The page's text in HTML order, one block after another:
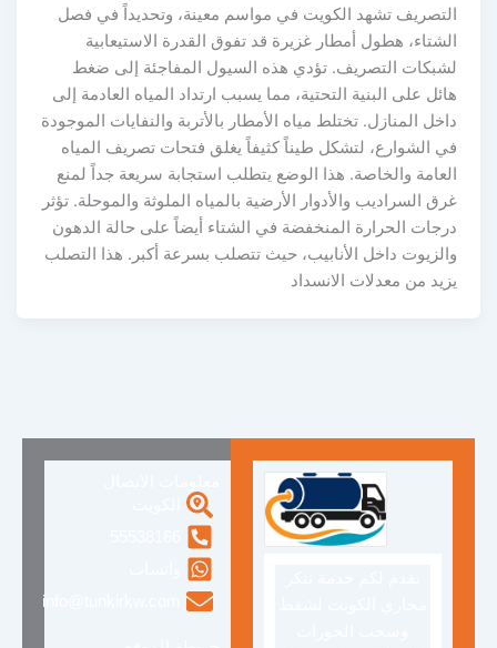
التصريف تشهد الكويت في مواسم معينة، وتحديداً في فصل
الشتاء، هطول أمطار غزيرة قد تفوق القدرة الاستيعابية
لشبكات التصريف. تؤدي هذه السيول المفاجئة إلى ضغط
هائل على البنية التحتية، مما يسبب ارتداد المياه العادمة إلى
داخل المنازل. تختلط مياه الأمطار بالأتربة والنفايات الموجودة
في الشوارع، لتشكل طيناً كثيفاً يغلق فتحات تصريف المياه
العامة والخاصة. هذا الوضع يتطلب استجابة سريعة جداً لمنع
غرق السراديب والأدوار الأرضية بالمياه الملوثة والموحلة. تؤثر
درجات الحرارة المنخفضة في الشتاء أيضاً على حالة الدهون
والزيوت داخل الأنابيب، حيث تتصلب بسرعة أكبر. هذا التصلب
يزيد من معدلات الانسداد
info@tunkirkw.com